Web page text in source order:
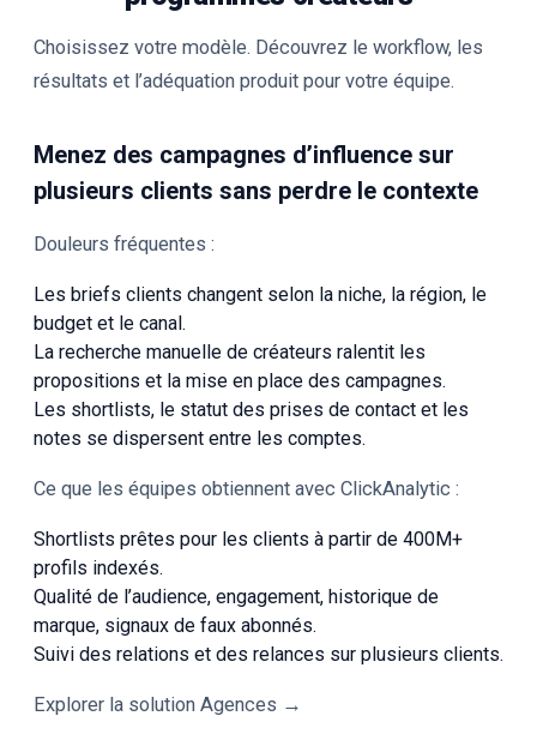
Choisissez votre modèle. Découvrez le workflow, les
résultats et l’adéquation produit pour votre équipe.
Menez des campagnes d’influence sur
plusieurs clients sans perdre le contexte
Douleurs fréquentes :
Les briefs clients changent selon la niche, la région, le
budget et le canal.
La recherche manuelle de créateurs ralentit les
propositions et la mise en place des campagnes.
Les shortlists, le statut des prises de contact et les
notes se dispersent entre les comptes.
Ce que les équipes obtiennent avec ClickAnalytic :
Shortlists prêtes pour les clients à partir de 400M+
profils indexés.
Qualité de l’audience, engagement, historique de
marque, signaux de faux abonnés.
Suivi des relations et des relances sur plusieurs clients.
Explorer la solution Agences →